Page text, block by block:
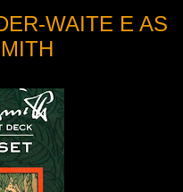
WAITE E AS